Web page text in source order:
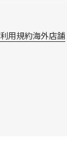
利用規約海外店舗